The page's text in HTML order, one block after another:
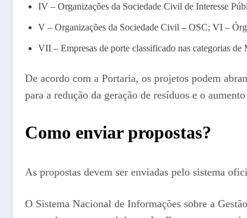
IV – Organizações da Sociedade Civil de Interesse
V – Organizações da Sociedade Civil – OSC; VI –
VII – Empresas de porte classificado nas categorias de
De acordo com a Portaria, os projetos podem
para a redução da geração de resíduos e o
Como enviar propostas?
As propostas devem ser enviadas pelo sistema
O Sistema Nacional de Informações sobre a